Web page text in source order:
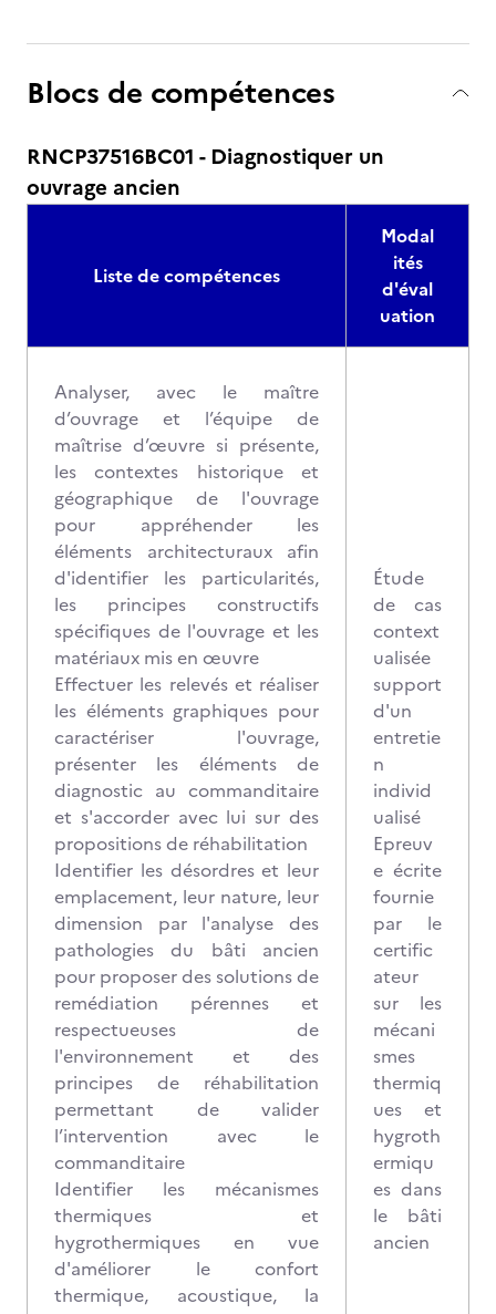
Blocs de compétences
RNCP37516BC01 - Diagnostiquer un
ouvrage ancien
Liste de compétences
Modal
ités
d'éval
uation
Analyser, avec le maître
d’ouvrage et l’équipe de
maîtrise d’œuvre si présente,
les contextes historique et
géographique de l'ouvrage
pour appréhender les
éléments architecturaux afin
d'identifier les particularités,
les principes constructifs
spécifiques de l'ouvrage et les
matériaux mis en œuvre
Effectuer les relevés et réaliser
les éléments graphiques pour
caractériser l'ouvrage,
présenter les éléments de
diagnostic au commanditaire
et s'accorder avec lui sur des
propositions de réhabilitation
Identifier les désordres et leur
emplacement, leur nature, leur
dimension par l'analyse des
pathologies du bâti ancien
pour proposer des solutions de
remédiation pérennes et
respectueuses de
l'environnement et des
principes de réhabilitation
permettant de valider
l’intervention avec le
commanditaire
Identifier les mécanismes
thermiques et
hygrothermiques en vue
d'améliorer le confort
thermique, acoustique, la
Étude
de cas
context
ualisée
support
d'un
entretie
n
individ
ualisé
Epreuv
e écrite
fournie
par le
certific
ateur
sur les
mécani
smes
thermiq
ues et
hygroth
ermiqu
es dans
le bâti
ancien